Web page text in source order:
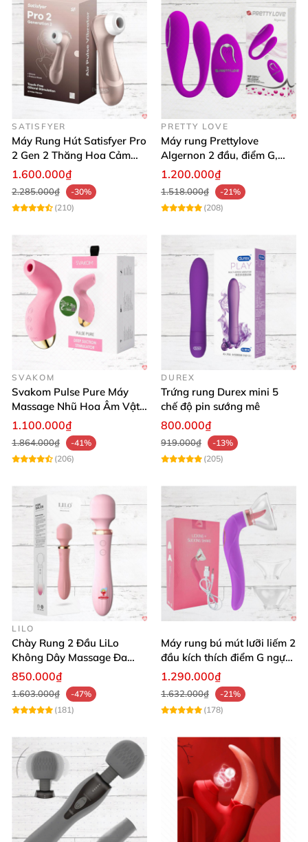
VeDO Amore – bí quyết cho khoái cảm bí mật, mạnh
mẽ và an toàn tuyệt đối. Đừng bỏ lỡ,mua ngay
VeDO Amore hôm nay để sở hữu niềm vui bất tận!
🚀
SATISFYER
Máy Rung Hút Satisfyer Pro
2 Gen 2 Thăng Hoa Cảm
Xúc Nhanh
1.600.000₫
2.285.000₫
-30%
(210)
PRETTY LOVE
Máy rung Prettylove
Algernon 2 đầu, điểm G,
cao cấp không dây
1.200.000₫
1.518.000₫
-21%
(208)
SVAKOM
Svakom Pulse Pure Máy
Massage Nhũ Hoa Âm Vật
Sóng Âm Kích Thích Tối Ưu
1.100.000₫
1.864.000₫
-41%
(206)
DUREX
Trứng rung Durex mini 5
chế độ pin sướng mê
800.000₫
919.000₫
-13%
(205)
LILO
Chày Rung 2 Đầu LiLo
Không Dây Massage Đa
Năng Toả Nhiệt
850.000₫
1.603.000₫
-47%
(181)
Máy rung bú mút lưỡi liếm 2
đầu kích thích điểm G ngực
âm đạo
1.290.000₫
1.632.000₫
-21%
(178)